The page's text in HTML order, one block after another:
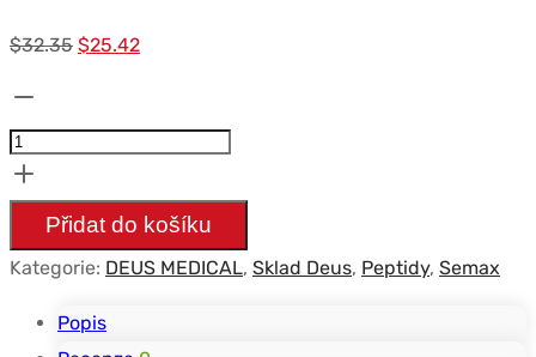
$32.35 Původní
$32.35.
$25.42Současná
$25.42.
SEMAX
5
mg/vial
-
DEUS-
MEDICAL
Přidat do košíku
Kategorie: DEUS MEDICAL, Sklad Deus, Peptidy, Semax
Popis